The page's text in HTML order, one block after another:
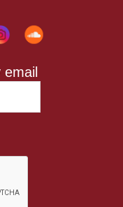
email